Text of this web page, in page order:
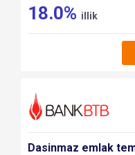
18.0% illik
Dasinmaz emlak